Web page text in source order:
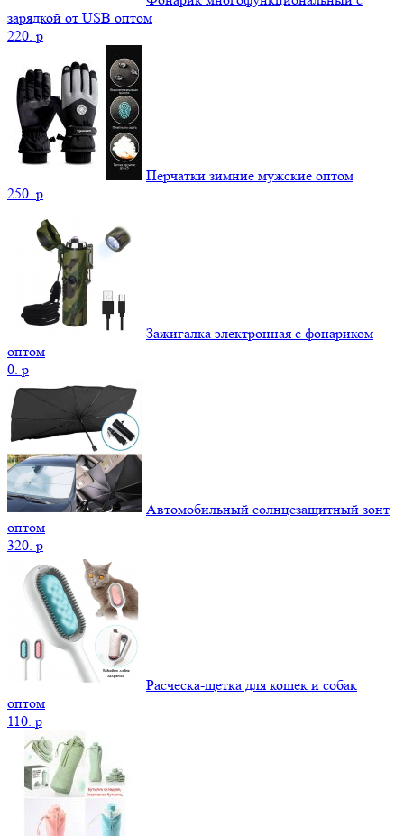
зарядкой от USB оптом
220. p
Перчатки зимние мужские оптом
250. p
Зажигалка электронная с фонариком
оптом
0. p
Автомобильный солнцезащитный зонт
оптом
320. p
Расческа-щетка для кошек и собак
оптом
110. p